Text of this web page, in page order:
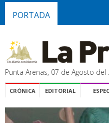
PORTADA
Punta Arenas, 07 de Agosto del
CRÓNICA EDITORIAL